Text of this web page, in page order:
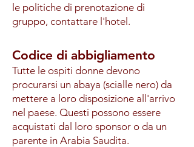
le politiche di prenotazione di
gruppo, contattare l'hotel.
Codice di abbigliamento
Tutte le ospiti donne devono
procurarsi un abaya (scialle nero) da
mettere a loro disposizione all'arrivo
nel paese. Questi possono essere
acquistati dal loro sponsor o da un
parente in Arabia Saudita.